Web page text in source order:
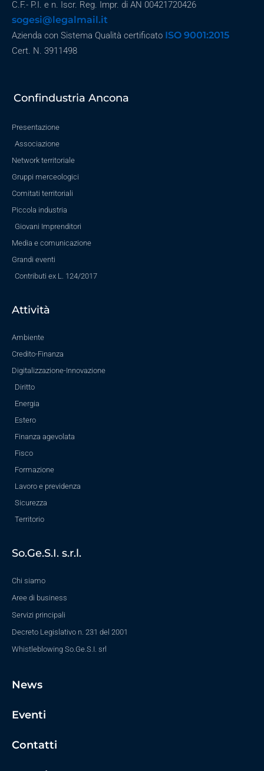
C.F.- P.I. e n. Iscr. Reg. Impr. di AN 00421720426
sogesi@legalmail.it
Azienda con Sistema Qualità certificato ISO 9001:2015
Cert. N. 3911498
Confindustria Ancona
Presentazione
Associazione
Network territoriale
Gruppi merceologici
Comitati territoriali
Piccola industria
Giovani Imprenditori
Media e comunicazione
Grandi eventi
Contributi ex L. 124/2017
Attività
Ambiente
Credito-Finanza
Digitalizzazione-Innovazione
Diritto
Energia
Estero
Finanza agevolata
Fisco
Formazione
Lavoro e previdenza
Sicurezza
Territorio
So.Ge.S.I. s.r.l.
Chi siamo
Aree di business
Servizi principali
Decreto Legislativo n. 231 del 2001
Whistleblowing So.Ge.S.I. srl
News
Eventi
Contatti